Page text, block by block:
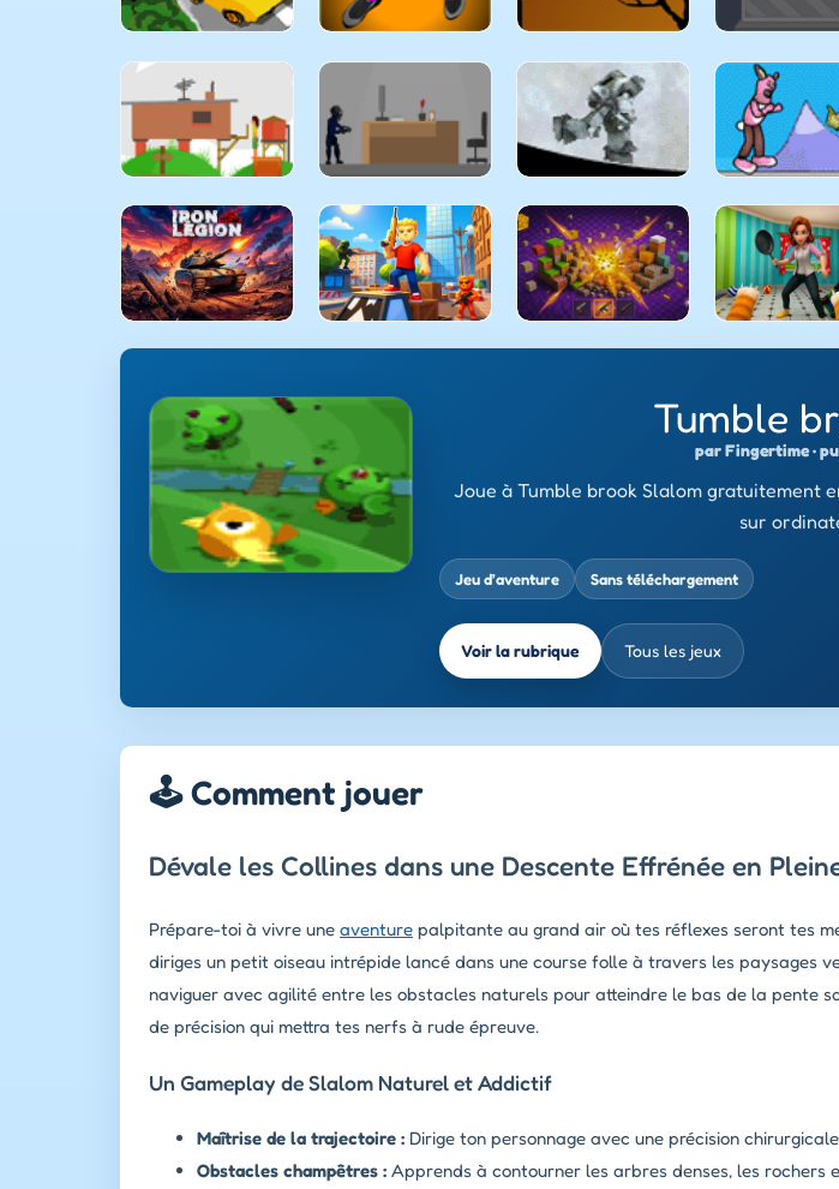
Tumble
par Fingertime ·
Joue à Tumble brook Slalom gratuitement
sur
Jeu d’aventure Sans téléchargement
Voir la rubrique Tous les jeux
🕹️ Comment jouer
Dévale les Collines dans une Descente Effrénée en
Prépare-toi à vivre une aventure palpitante au grand air où tes réflexes seront tes
diriges un petit oiseau intrépide lancé dans une course folle à travers les paysages
naviguer avec agilité entre les obstacles naturels pour atteindre le bas de la pente
de précision qui mettra tes nerfs à rude épreuve.
Un Gameplay de Slalom Naturel et Addictif
Maîtrise de la trajectoire : Dirige ton personnage avec une précision
Obstacles champêtres : Apprends à contourner les arbres denses, les